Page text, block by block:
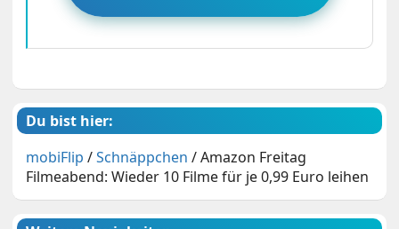
Du bist hier:
mobiFlip /Schnäppchen /Amazon Freitag
Filmeabend: Wieder 10 Filme für je 0,99 Euro leihen